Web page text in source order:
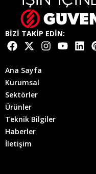
BİZİ TAKİP EDİN:
Ana Sayfa
Kurumsal
Sektörler
Ürünler
Teknik Bilgiler
Haberler
İletişim